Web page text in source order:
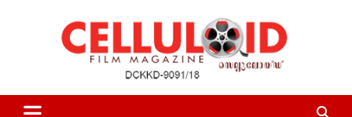
celluloid